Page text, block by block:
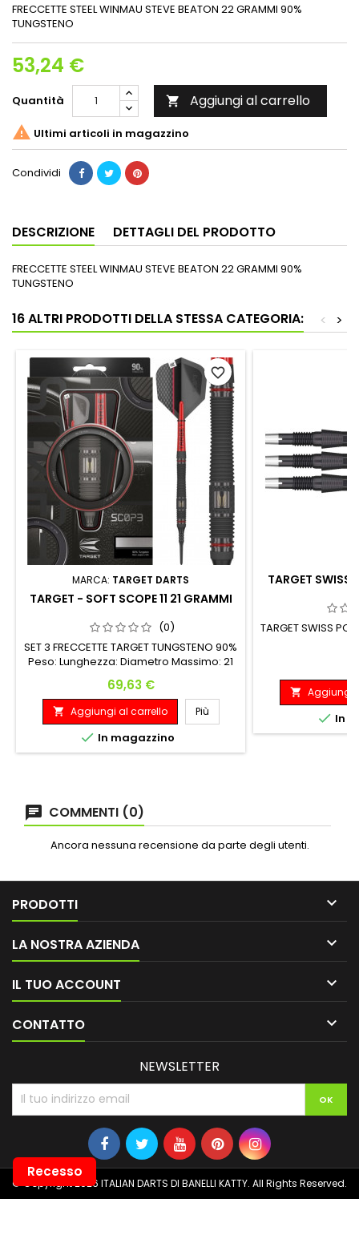
FRECCETTE STEEL WINMAU STEVE BEATON 22 GRAMMI 90%
TUNGSTENO
53,24 €
Quantità  Aggiungi al carrello
 Ultimi articoli in magazzino
Condividi
DESCRIZIONE DETTAGLI DEL PRODOTTO
FRECCETTE STEEL WINMAU STEVE BEATON 22 GRAMMI 90%
TUNGSTENO
16 ALTRI PRODOTTI DELLA STESSA CATEGORIA: >
<
MARCA: TARGET DARTS
TARGET - SOFT SCOPE 11 21 GRAMMI
(0)
SET 3 FRECCETTE TARGET TUNGSTENO 90%
Peso: Lunghezza: Diametro Massimo: 21
Prezzo
69,63 €
 Aggiungi al carrello Più
 In magazzino
favorite_border
TARGET SWISS
TARGET SWISS
 Aggiungi
 In
COMMENTI (0)
Ancora nessuna recensione da parte degli utenti.
PRODOTTI 
LA NOSTRA AZIENDA 
IL TUO ACCOUNT 
CONTATTO 
NEWSLETTER
© Copyright 2026 ITALIAN DARTS DI BANELLI KATTY. All Rights Reserved.
Recesso